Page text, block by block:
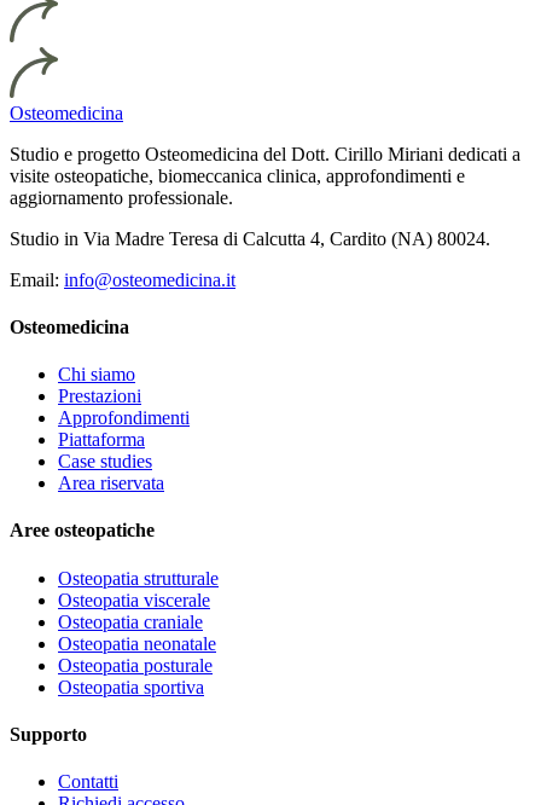
Osteomedicina
Studio e progetto Osteomedicina del Dott. Cirillo Miriani dedicati a
visite osteopatiche, biomeccanica clinica, approfondimenti e
aggiornamento professionale.
Studio in Via Madre Teresa di Calcutta 4, Cardito (NA) 80024.
Email: info@osteomedicina.it
Osteomedicina
Chi siamo
Prestazioni
Approfondimenti
Piattaforma
Case studies
Area riservata
Aree osteopatiche
Osteopatia strutturale
Osteopatia viscerale
Osteopatia craniale
Osteopatia neonatale
Osteopatia posturale
Osteopatia sportiva
Supporto
Contatti